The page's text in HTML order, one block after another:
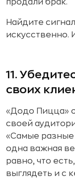
продали брак.
Найдите
искусственно.
11.
своих
«Додо Пицца»
своей
«Самые
одна важная
равно, что
выглядеть и с